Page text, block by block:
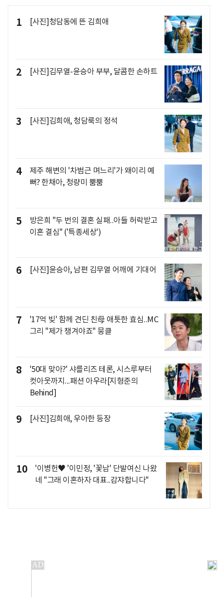
1 [사진]청담동에 뜬 김희애
2 [사진]김무열-윤승아 부부, 달콤한 손하트
3 [사진]김희애, 청담룩의 정석
4
제주 해변의 '차범근 며느리'가 왜이리 예
뻐? 한채아, 청량미 뿜뿜
5
방은희 "두 번의 결혼 실패..아들 허락받고
이혼 결심" ('특종세상')
6 [사진]윤승아, 남편 김무열 어깨에 기대어
7
'17억 빚' 함께 견딘 친母 애틋한 효심..MC
그리 "제가 챙겨야죠" 뭉클
8
'50대 맞아?' 샤를리즈 테론, 시스루부터
컷아웃까지...패션 아우라[지형준의
Behind]
9 [사진]김희애, 우아한 등장
10
'이병헌♥ '이민정, '꽃남' 단발여신 나왔
네 "그래 이혼하자 대표..감쟈합니다"